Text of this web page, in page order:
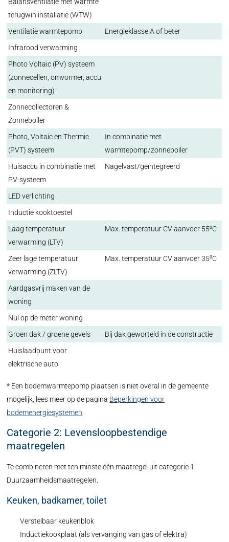
terugwin installatie (WTW)
Ventilatie warmtepomp
Energieklasse A of beter
Infrarood verwarming
Photo Voltaic (PV) systeem
(zonnecellen, omvormer, accu
en monitoring)
Zonnecollectoren &
Zonneboiler
Photo, Voltaic en Thermic
(PVT) systeem
In combinatie met
warmtepomp/zonneboiler
Huisaccu in combinatie met
PV-systeem
Nagelvast/geïntegreerd
LED verlichting
Inductie kooktoestel
Laag temperatuur
verwarming (LTV)
Max. temperatuur CV aanvoer 55⁰C
Zeer lage temperatuur
verwarming (ZLTV)
Max. temperatuur CV aanvoer 35⁰C
Aardgasvrij maken van de
woning
Nul op de meter woning
Groen dak / groene gevels
Bij dak geworteld in de constructie
Huislaadpunt voor
elektrische auto
* Een bodemwarmtepomp plaatsen is niet overal in de gemeente
mogelijk, lees meer op de pagina Beperkingen voor
bodemenergiesystemen
Categorie 2: Levensloopbestendige
maatregelen
Te combineren met ten minste één maatregel uit categorie 1:
Duurzaamheidsmaatregelen.
Keuken, badkamer, toilet
Verstelbaar keukenblok
Inductiekookplaat (als vervanging van gas of elektra)